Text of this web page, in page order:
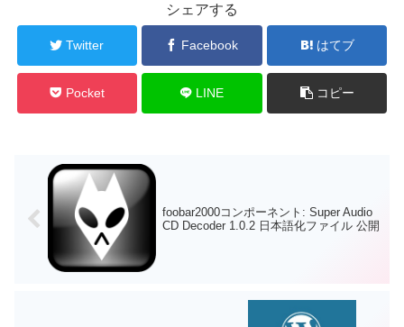
シェアする
Twitter Facebook はてブ
Pocket LINE コピー
foobar2000コンポーネント: Super Audio
CD Decoder 1.0.2 日本語化ファイル 公開